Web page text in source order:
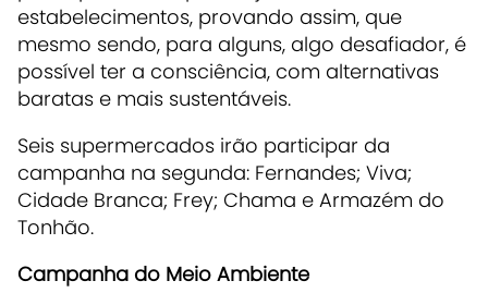
estabelecimentos, provando assim, que
mesmo sendo, para alguns, algo desafiador, é
possível ter a consciência, com alternativas
baratas e mais sustentáveis.
Seis supermercados irão participar da
campanha na segunda: Fernandes; Viva;
Cidade Branca; Frey; Chama e Armazém do
Tonhão.
Campanha do Meio Ambiente